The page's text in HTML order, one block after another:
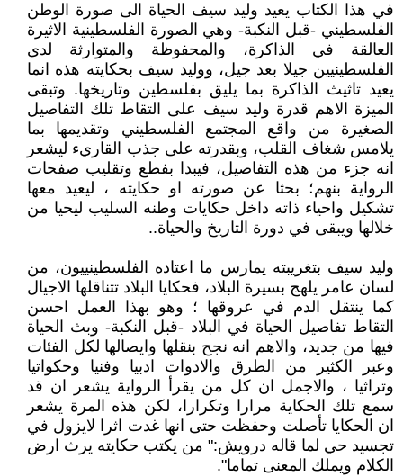
في هذا الكتاب يعيد وليد سيف الحياة الى صورة الوطن
الفلسطيني -قبل النكبة- وهي الصورة الفلسطينية الاثيرة
العالقة في الذاكرة، والمحفوظة والمتوارثة لدى
الفلسطينيين جيلا بعد جيل، ووليد سيف بحكايته هذه انما
يعيد تاثيث الذاكرة بما يليق بفلسطين وتاريخها. وتبقى
الميزة الاهم قدرة وليد سيف على التقاط تلك التفاصيل
الصغيرة من واقع المجتمع الفلسطيني وتقديمها بما
يلامس شغاف القلب، وبقدرته على جذب القاريء ليشعر
انه جزء من هذه التفاصيل، فيبدا بفطع وتقليب صفحات
الرواية بنهم؛ بحثا عن صورته او حكايته ، ليعيد معها
تشكيل واحياء ذاته داخل حكايات وطنه السليب ليحيا من
خلالها ويبقى في دورة التاريخ والحياة..
وليد سيف بتغريبته يمارس ما اعتاده الفلسطينييون، من
لسان عامر يلهج بسيرة البلاد، فحكايا البلاد تتناقلها الاجيال
كما ينتقل الدم في عروقها ؛ وهو بهذا العمل احسن
التقاط تفاصيل الحياة في البلاد -قبل النكبة- وبث الحياة
فيها من جديد، والاهم انه نجح بنقلها وايصالها لكل الفئات
وعبر الكثير من الطرق والادوات ادبيا وفنيا وحكواتيا
وتراثيا ، والاجمل ان كل من يقرأ الرواية يشعر ان قد
سمع تلك الحكاية مرارا وتكرارا، لكن هذه المرة يشعر
ان الحكايا تأصلت وحفظت حتى انها غدت اثرا لايزول في
تجسيد حي لما قاله درويش:" من يكتب حكايته يرث ارض
الكلام ويملك المعنى تماما".